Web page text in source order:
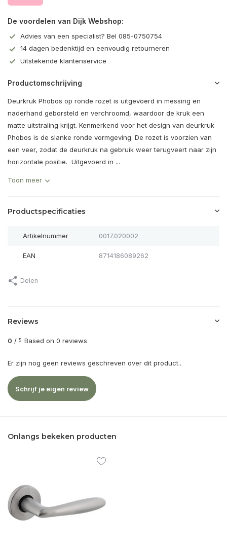
De voordelen van Dijk Webshop:
Advies van een specialist? Bel 085-0750754
14 dagen bedenktijd en eenvoudig retourneren
Uitstekende klantenservice
Productomschrijving
Deurkruk Phobos op ronde rozet is uitgevoerd in messing en
naderhand geborsteld en verchroomd, waardoor de kruk een
matte uitstraling krijgt. Kenmerkend voor het design van deurkruk
Phobos is de slanke ronde vormgeving. De rozet is voorzien van
een veer, zodat de deurkruk na gebruik weer terugveert naar zijn
horizontale positie. Uitgevoerd in ...
Toon meer
Productspecificaties
Artikelnummer 0017.020002
EAN 8714186089262
Delen
Reviews
0 / 5 Based on 0 reviews
Er zijn nog geen reviews geschreven over dit product..
Schrijf je eigen review
Onlangs bekeken producten